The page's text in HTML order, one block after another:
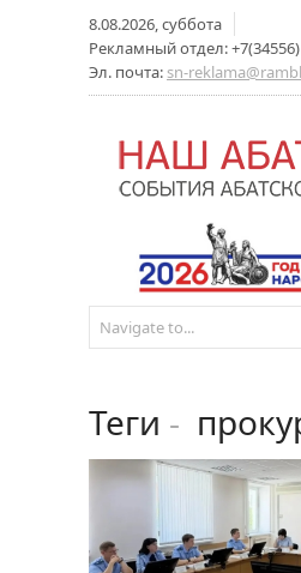
8.08.2026, суббота
Рекламный отдел: +7(34556)
Эл. почта: sn-
Теги -